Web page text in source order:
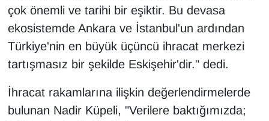
çok önemli ve tarihi bir eşiktir. Bu devasa
ekosistemde Ankara ve İstanbul'un ardından
Türkiye'nin en büyük üçüncü ihracat merkezi
tartışmasız bir şekilde Eskişehir'dir." dedi.
İhracat rakamlarına ilişkin değerlendirmelerde
bulunan Nadir Küpeli, "Verilere baktığımızda;